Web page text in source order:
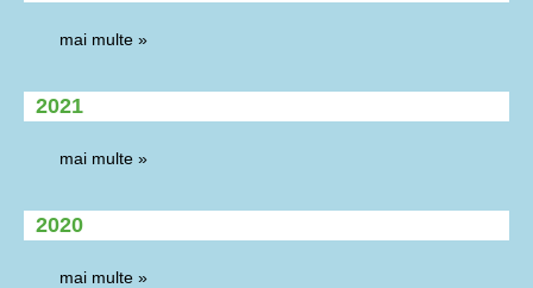
mai multe »
2021
mai multe »
2020
mai multe »